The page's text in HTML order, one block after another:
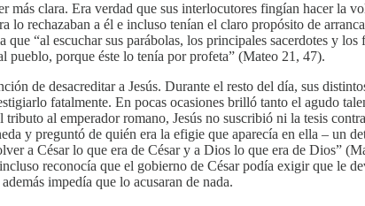
más clara. Era verdad que sus interlocutores fingían hacer la
lo rechazaban a él e incluso tenían el claro propósito de
“al escuchar sus parábolas, los principales sacerdotes y
pueblo, porque éste lo tenía por profeta” (Mateo 21, 47).
de desacreditar a Jesús. Durante el resto del día, sus
fatalmente. En pocas ocasiones brilló tanto el agudo
al emperador romano, Jesús no suscribió ni la tesis
y preguntó de quién era la efigie que aparecía en ella – un
a César lo que era de César y a Dios lo que era de Dios”
reconocía que el gobierno de César podía exigir que le
impedía que lo acusaran de nada.